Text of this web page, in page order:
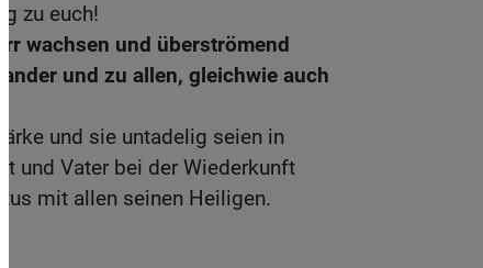
zu euch!
wachsen und überströmend
und zu allen, gleichwie auch
und sie untadelig seien in
und Vater bei der Wiederkunft
mit allen seinen Heiligen.